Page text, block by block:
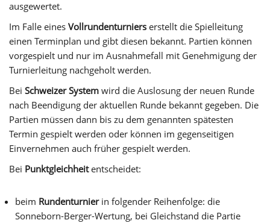
ausgewertet.
Im Falle eines Vollrundenturniers erstellt die Spielleitung
einen Terminplan und gibt diesen bekannt. Partien können
vorgespielt und nur im Ausnahmefall mit Genehmigung der
Turnierleitung nachgeholt werden.
Bei Schweizer System wird die Auslosung der neuen Runde
nach Beendigung der aktuellen Runde bekannt gegeben. Die
Partien müssen dann bis zu dem genannten spätesten
Termin gespielt werden oder können im gegenseitigen
Einvernehmen auch früher gespielt werden.
Bei Punktgleichheitentscheidet:
beim Rundenturnierin folgender Reihenfolge: die
Sonneborn-Berger-Wertung, bei Gleichstand die Partie